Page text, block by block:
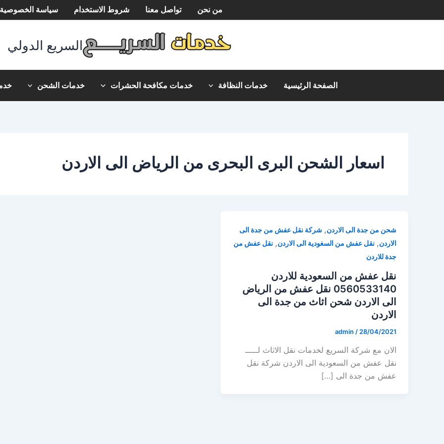
إلى
من نحن تواصل معنا شروط الاستخدام سياسة الخصوصية
السريع الدولي
الصفحة الرئيسية خدمات النظافة خدمات مكافحة الحشرات خدمات الشحن
اسعار الشحن البرى البحرى من الرياض الى الاردن
شحن من جدة الى الاردن, شركة نقل عفش من جدة الى
الاردن, نقل عفش من السغودية الى الاردن, نقل عفش من
جدة للاردن
نقل عفش من السعودية للاردن
0560533140 نقل عفش من الرياض
الى الاردن شحن اثاث من جدة الى
الاردن
admin / 28/04/2021
الان مع شركة السريع لخدمات نقل الاثاث لـــــ
نقل عفش من السعودية الى الاردن شركة نقل
عفش من جدة الى […]